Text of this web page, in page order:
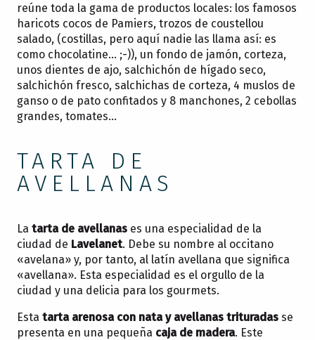
reúne toda la gama de productos locales: los famosos
haricots cocos de Pamiers, trozos de coustellou
salado, (costillas, pero aquí nadie las llama así: es
como chocolatine… ;-)), un fondo de jamón, corteza,
unos dientes de ajo, salchichón de hígado seco,
salchichón fresco, salchichas de corteza, 4 muslos de
ganso o de pato confitados y 8 manchones, 2 cebollas
grandes, tomates…
TARTA DE
AVELLANAS
La tarta de avellanas es una especialidad de la
ciudad de Lavelanet. Debe su nombre al occitano
«avelana» y, por tanto, al latín avellana que significa
«avellana». Esta especialidad es el orgullo de la
ciudad y una delicia para los gourmets.
Esta tarta arenosa con nata y avellanas trituradas se
presenta en una pequeña caja de madera. Este